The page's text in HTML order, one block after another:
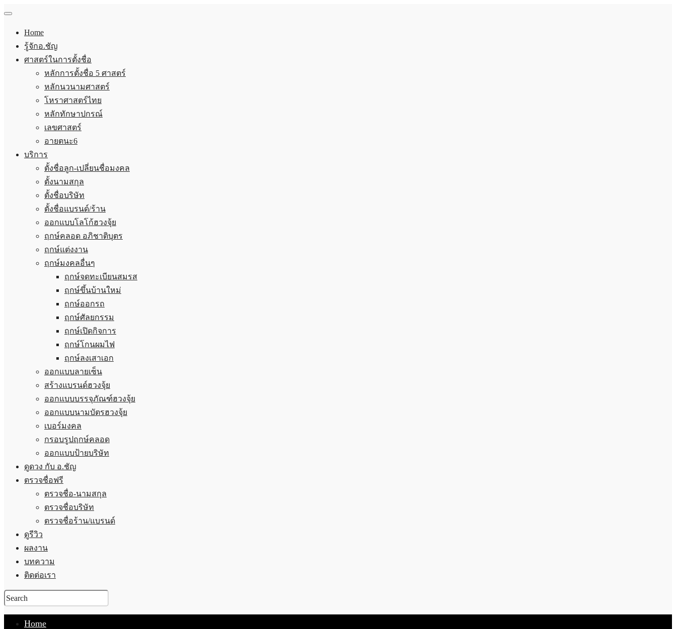
Home
รู้จักอ.ชัญ
ศาสตร์ในการตั้งชื่อ
หลักการตั้งชื่อ 5 ศาสตร์
หลักนวนามศาสตร์
โหราศาสตร์ไทย
หลักทักษาปกรณ์
เลขศาสตร์
อายตนะ6
บริการ
ตั้งชื่อลูก-เปลี่ยนชื่อมงคล
ตั้งนามสกุล
ตั้งชื่อบริษัท
ตั้งชื่อแบรนด์/ร้าน
ออกแบบโลโก้ฮวงจุ้ย
ฤกษ์คลอด อภิชาติบุตร
ฤกษ์แต่งงาน
ฤกษ์มงคลอื่นๆ
ฤกษ์จดทะเบียนสมรส
ฤกษ์ขึ้นบ้านใหม่
ฤกษ์ออกรถ
ฤกษ์ศัลยกรรม
ฤกษ์เปิดกิจการ
ฤกษ์โกนผมไฟ
ฤกษ์ลงเสาเอก
ออกแบบลายเซ็น
สร้างแบรนด์ฮวงจุ้ย
ออกแบบบรรจุภัณฑ์ฮวงจุ้ย
ออกแบบนามบัตรฮวงจุ้ย
เบอร์มงคล
กรอบรูปฤกษ์คลอด
ออกแบบป้ายบริษัท
ดูดวง กับ อ.ชัญ
ตรวจชื่อฟรี
ตรวจชื่อ-นามสกุล
ตรวจชื่อบริษัท
ตรวจชื่อร้าน/แบรนด์
ดูรีวิว
ผลงาน
บทความ
ติดต่อเรา
Home